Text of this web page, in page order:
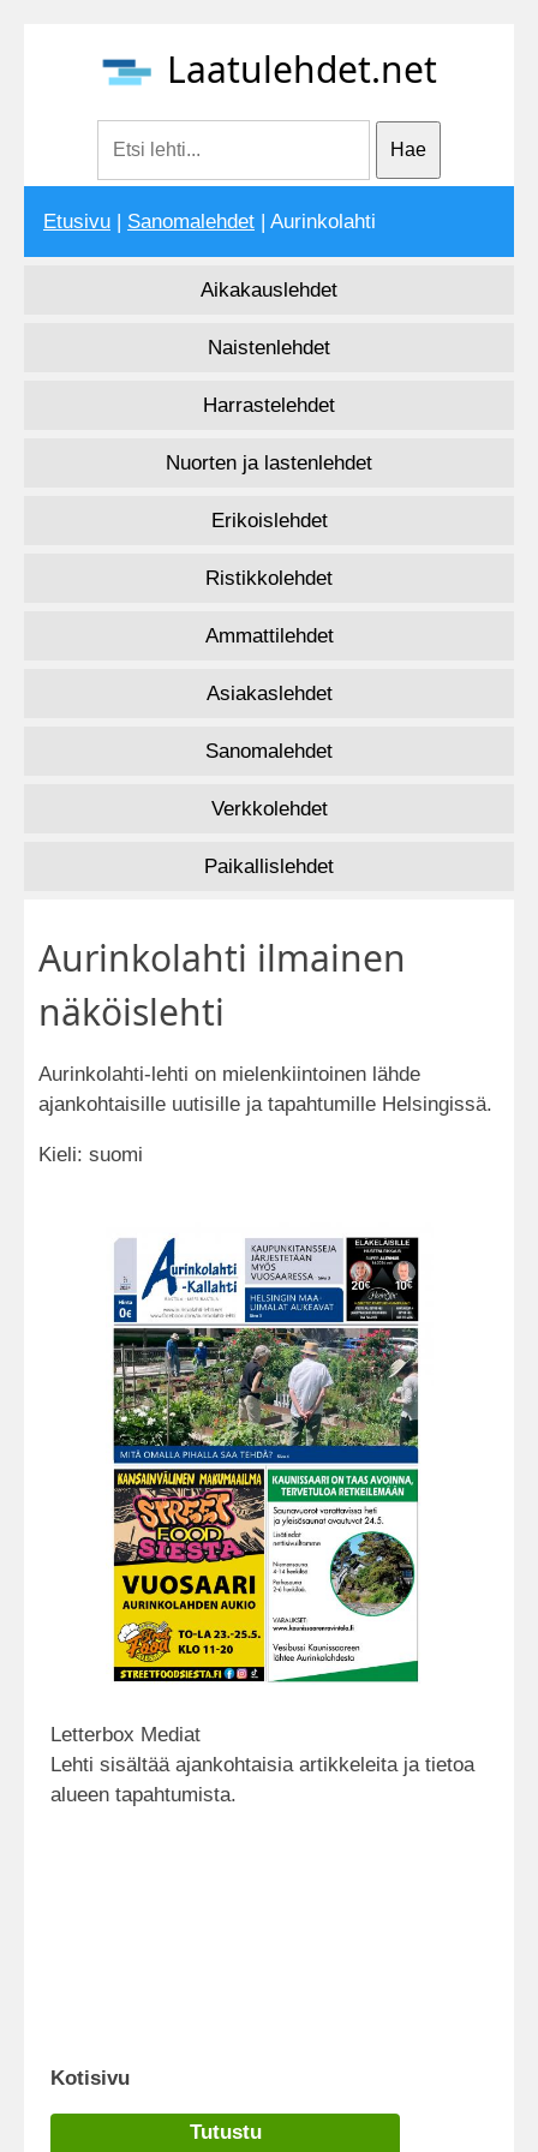
Laatulehdet.net
Etusivu Sanomalehdet | Aurinkolahti
Aikakauslehdet
Naistenlehdet
Harrastelehdet
Nuorten ja lastenlehdet
Erikoislehdet
Ristikkolehdet
Ammattilehdet
Asiakaslehdet
Sanomalehdet
Verkkolehdet
Paikallislehdet
Aurinkolahti ilmainen
näköislehti
Aurinkolahti-lehti on mielenkiintoinen lähde
ajankohtaisille uutisille ja tapahtumille Helsingissä.
Kieli: suomi
Letterbox Mediat
Lehti sisältää ajankohtaisia artikkeleita ja tietoa
alueen tapahtumista.
Kotisivu
Tutustu